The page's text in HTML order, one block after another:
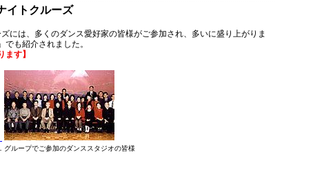
イトクルーズ
には、多くのダンス愛好家の皆様がご参加され、多いに盛り上がりま
も紹介されました。
ます】
ループでご参加のダンススタジオの皆様